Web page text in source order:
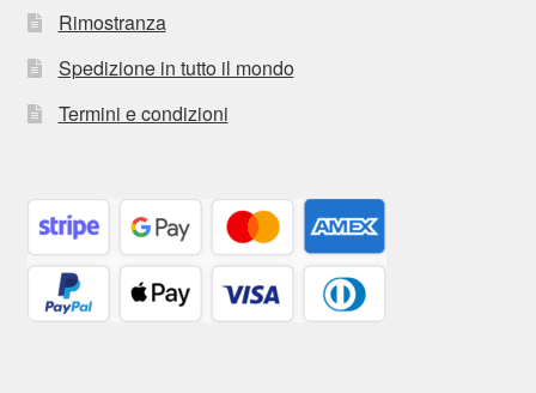
Rimostranza
Spedizione in tutto il mondo
Termini e condizioni